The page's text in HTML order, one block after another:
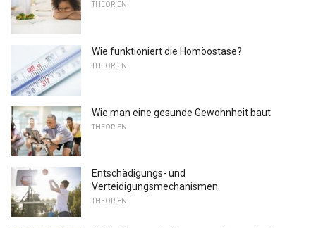
THEORIEN
Wie funktioniert die Homöostase?
THEORIEN
Wie man eine gesunde Gewohnheit baut
THEORIEN
Entschädigungs- und
Verteidigungsmechanismen
THEORIEN